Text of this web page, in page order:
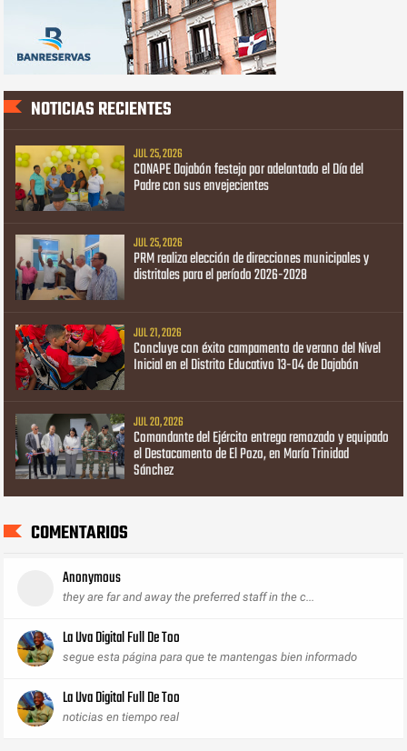
NOTICIAS RECIENTES
JUL 25, 2026
CONAPE Dajabón festeja por adelantado el Día del
Padre con sus envejecientes
JUL 25, 2026
PRM realiza elección de direcciones municipales y
distritales para el período 2026-2028
JUL 21, 2026
Concluye con éxito campamento de verano del Nivel
Inicial en el Distrito Educativo 13-04 de Dajabón
JUL 20, 2026
Comandante del Ejército entrega remozado y equipado
el Destacamento de El Pozo, en María Trinidad
Sánchez
COMENTARIOS
Anonymous
they are far and away the preferred staff in the c...
La Uva Digital Full De Too
segue esta página para que te mantengas bien informado
La Uva Digital Full De Too
noticias en tiempo real